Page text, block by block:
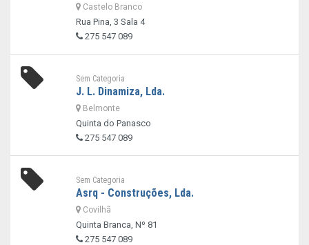
Castelo Branco
Rua Pina, 3 Sala 4
275 547 089
Sem Categoria
J. L. Dinamiza, Lda.
Belmonte
Quinta do Panasco
275 547 089
Sem Categoria
Asrq - Construções, Lda.
Covilhã
Quinta Branca, Nº 81
275 547 089